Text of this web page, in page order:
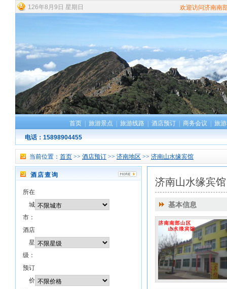
126年8 月 9 日 星期日 欢迎访问济南南
首页 旅游景点 旅游线路 酒店预订 商务会议
旅
电话：15898904455
当前位置： 首页 >> 酒店预订 >> 济南地区 >> 济南山水缘宾馆
酒店查询
所在
城
市：
酒店
星
级：
预订
价
济南山水缘宾馆
基本信息